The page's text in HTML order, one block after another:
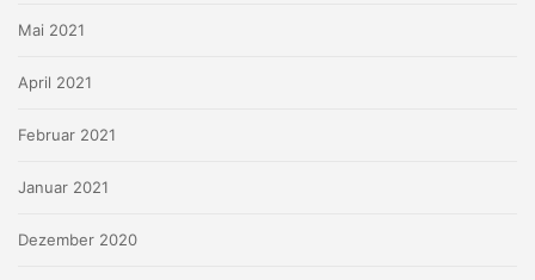
Mai 2021
April 2021
Februar 2021
Januar 2021
Dezember 2020